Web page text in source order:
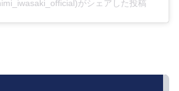
がシェアした投稿